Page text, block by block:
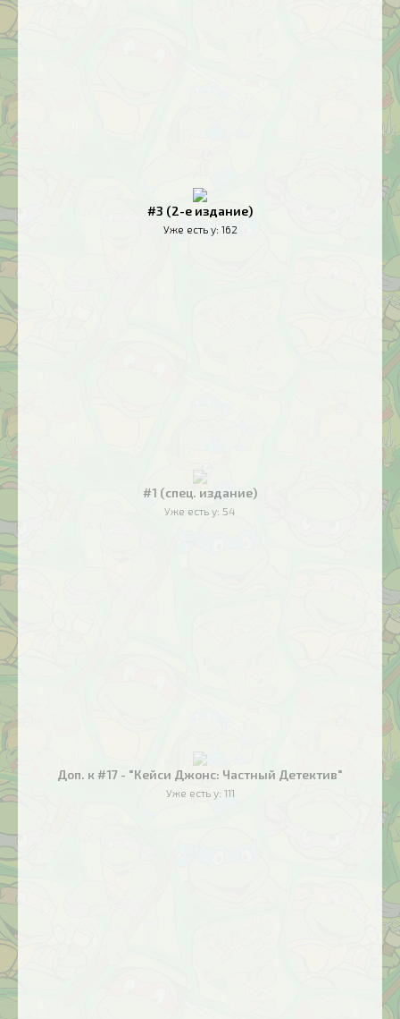
#3 (2-е издание)
Уже есть у: 162
#1 (спец. издание)
Уже есть у: 54
Доп. к #17 - "Кейси Джонс: Частный Детектив"
Уже есть у: 111